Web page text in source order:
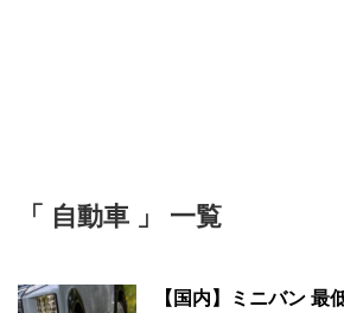
「 自動車 」 一覧
【国内】ミニバン 最